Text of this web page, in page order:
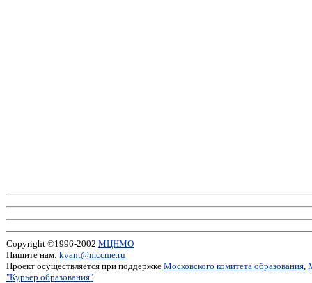
Copyright ©1996-2002 МЦНМО
Пишите нам: kvant@mccme.ru
Проект осуществляется при поддержке Московского комитета образования,
"Курьер образования"